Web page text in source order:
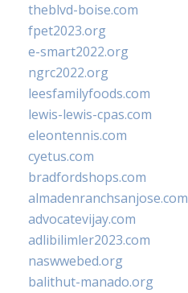
theblvd-boise.com
fpet2023.org
e-smart2022.org
ngrc2022.org
leesfamilyfoods.com
lewis-lewis-cpas.com
eleontennis.com
cyetus.com
bradfordshops.com
almadenranchsanjose.com
advocatevijay.com
adlibilimler2023.com
naswwebed.org
balithut-manado.org